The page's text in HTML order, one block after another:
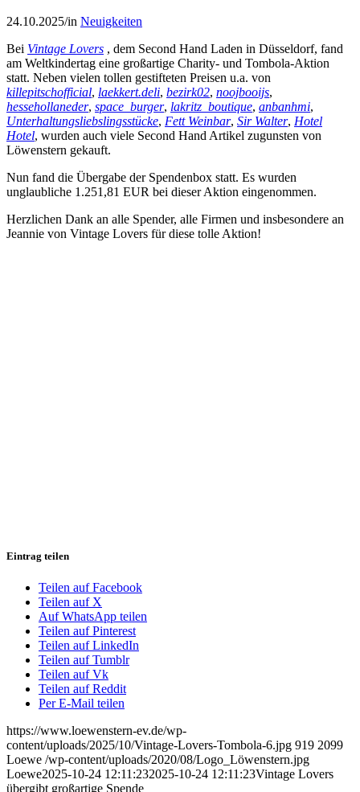
24.10.2025/in Neuigkeiten
Bei Vintage Lovers , dem Second Hand Laden in Düsseldorf, fand
am Weltkindertag eine großartige Charity- und Tombola-Aktion
statt. Neben vielen tollen gestifteten Preisen u.a. von
killepitschofficial, laekkert.deli, bezirk02, noojbooijs,
hessehollaneder, space_burger, lakritz_boutique, anbanhmi,
Unterhaltungsliebslingsstücke, Fett Weinbar, Sir Walter, Hotel
Hotel, wurden auch viele Second Hand Artikel zugunsten von
Löwenstern gekauft.
Nun fand die Übergabe der Spendenbox statt. Es wurden
unglaubliche 1.251,81 EUR bei dieser Aktion eingenommen.
Herzlichen Dank an alle Spender, alle Firmen und insbesondere an
Jeannie von Vintage Lovers für diese tolle Aktion!
Eintrag teilen
Teilen auf Facebook
Teilen auf X
Auf WhatsApp teilen
Teilen auf Pinterest
Teilen auf LinkedIn
Teilen auf Tumblr
Teilen auf Vk
Teilen auf Reddit
Per E-Mail teilen
https://www.loewenstern-ev.de/wp-
content/uploads/2025/10/Vintage-Lovers-Tombola-6.jpg 919 2099
Loewe /wp-content/uploads/2020/08/Logo_Löwenstern.jpg
Loewe2025-10-24 12:11:232025-10-24 12:11:23Vintage Lovers
übergibt großartige Spende